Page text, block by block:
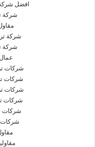
افضل
شركة
شركة
شركة
شركات
شركات
شركات
شركات
شركات
شركات